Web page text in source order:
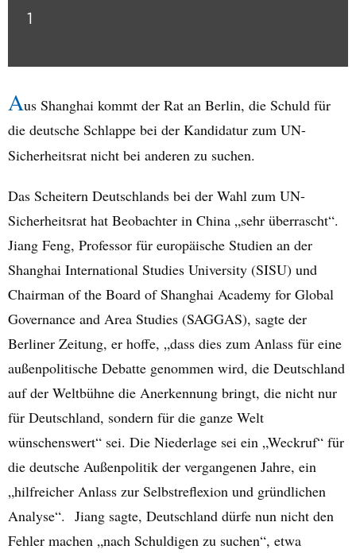
1
Aus Shanghai kommt der Rat an Berlin, die Schuld für
die deutsche Schlappe bei der Kandidatur zum UN-
Sicherheitsrat nicht bei anderen zu suchen.
Das Scheitern Deutschlands bei der Wahl zum UN-
Sicherheitsrat hat Beobachter in China „sehr überrascht“.
Jiang Feng, Professor für europäische Studien an der
Shanghai International Studies University (SISU) und
Chairman of the Board of Shanghai Academy for Global
Governance and Area Studies (SAGGAS), sagte der
Berliner Zeitung, er hoffe, „dass dies zum Anlass für eine
außenpolitische Debatte genommen wird, die Deutschland
auf der Weltbühne die Anerkennung bringt, die nicht nur
für Deutschland, sondern für die ganze Welt
wünschenswert“ sei. Die Niederlage sei ein „Weckruf“ für
die deutsche Außenpolitik der vergangenen Jahre, ein
„hilfreicher Anlass zur Selbstreflexion und gründlichen
Analyse“. Jiang sagte, Deutschland dürfe nun nicht den
Fehler machen „nach Schuldigen zu suchen“, etwa